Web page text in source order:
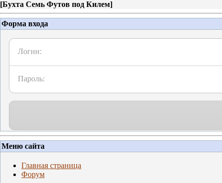
[Бухта Семь Футов под Килем]
Форма входа
Логин:
Пароль:
Меню сайта
Главная страница
Форум